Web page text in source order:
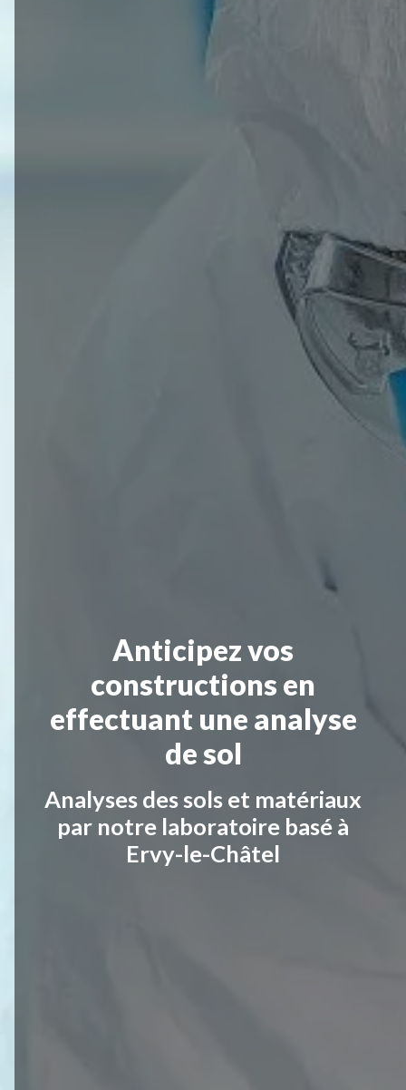
Anticipez vos
constructions en
effectuant une analyse
de sol
Analyses des sols et matériaux
par notre laboratoire basé à
Ervy-le-Châtel